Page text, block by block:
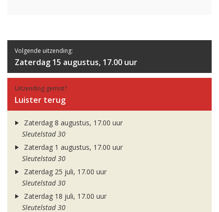
Volgende uitzending:
Zaterdag 15 augustus, 17.00 uur
Uitzending gemist?
Luister terug
Zaterdag 8 augustus, 17.00 uur
Sleutelstad 30
Zaterdag 1 augustus, 17.00 uur
Sleutelstad 30
Zaterdag 25 juli, 17.00 uur
Sleutelstad 30
Zaterdag 18 juli, 17.00 uur
Sleutelstad 30